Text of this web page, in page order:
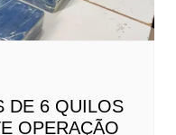
DE 6 QUILOS
OPERAÇÃO